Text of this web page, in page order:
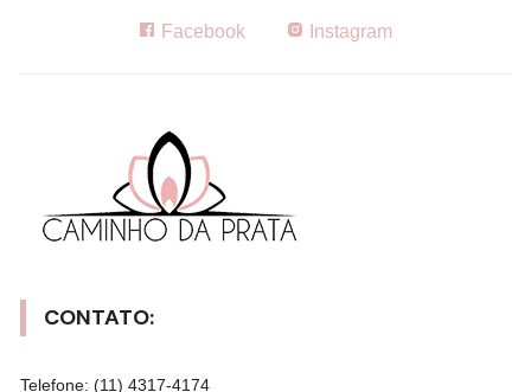
Facebook Instagram
CONTATO:
Telefone: (11) 4317-4174